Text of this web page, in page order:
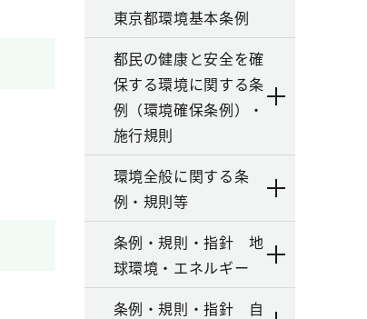
東京都環境基本条例
都民の健康と安全を確
保する環境に関する条
例（環境確保条例）・
施行規則
環境全般に関する条
例・規則等
条例・規則・指針 地
球環境・エネルギー
条例・規則・指針 自